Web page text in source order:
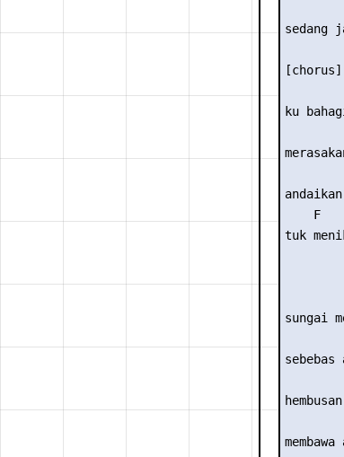
sedang
[chorus]
ku
    F
tuk
sungai